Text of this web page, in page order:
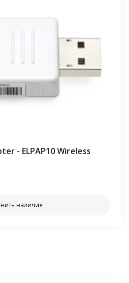
- ELPAP10 Wireless
наличие